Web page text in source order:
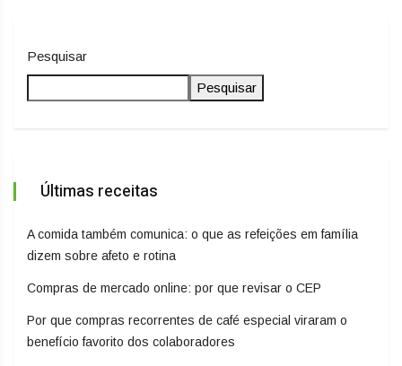
Pesquisar
Pesquisar
Últimas receitas
A comida também comunica: o que as refeições em família
dizem sobre afeto e rotina
Compras de mercado online: por que revisar o CEP
Por que compras recorrentes de café especial viraram o
benefício favorito dos colaboradores